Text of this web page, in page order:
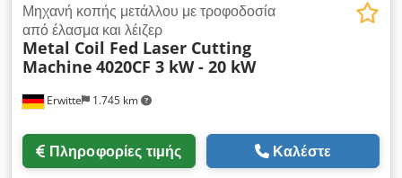
Erwitte 1.745 km
Μηχανή κοπής μετάλλου με τροφοδοσία
από έλασμα και λέιζερ
Metal Coil Fed Laser Cutting
Machine 4020CF 3 kW - 20 kW
Πληροφορίες τιμής Καλέστε